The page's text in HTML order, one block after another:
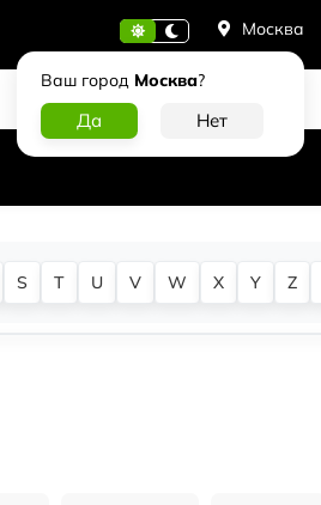
Москва
Ваш город Москва?
S T U V W X Y Z